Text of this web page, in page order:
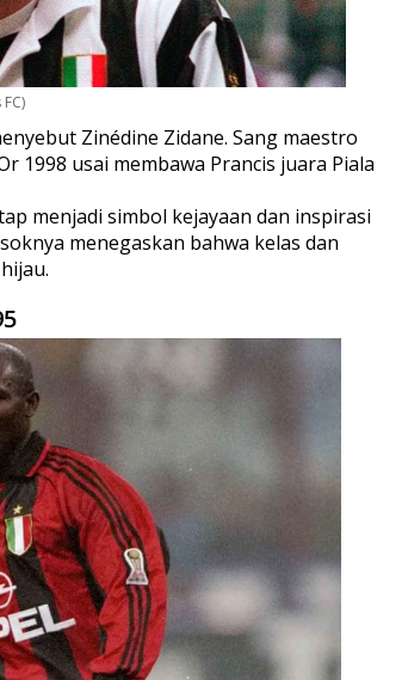
Zinédine Zidane. Sang maestro
1998 usai membawa Prancis juara Piala
menjadi simbol kejayaan dan inspirasi
menegaskan bahwa kelas dan